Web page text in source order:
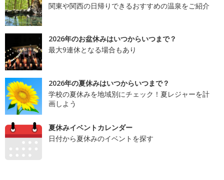
関東や関西の日帰りできるおすすめの温泉をご紹介
2026年のお盆休みはいつからいつまで？
最大9連休となる場合もあり
2026年の夏休みはいつからいつまで？
学校の夏休みを地域別にチェック！夏レジャーを計
画しよう
夏休みイベントカレンダー
日付から夏休みのイベントを探す